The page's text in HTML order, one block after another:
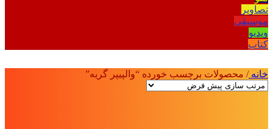
تصاویر
موسیقی
ویدیو
کتاب
خانه/ محصولات برچسب خورده “والپیپر گربه”